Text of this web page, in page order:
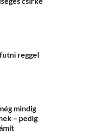
reggel
mindig
– pedig